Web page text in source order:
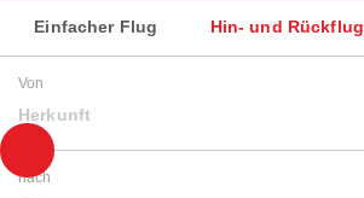
Einfacher Flug Hin- und Rückflug
Von
Herkunft
nach